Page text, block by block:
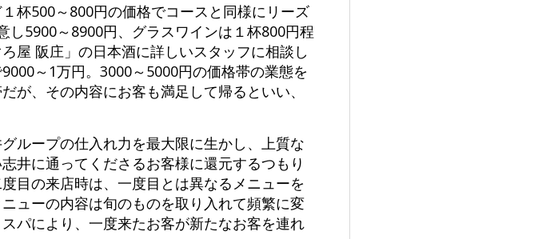
杯500～800円の価格でコースと同様にリーズ
5900～8900円、グラスワインは１杯800円程
屋 阪庄」の日本酒に詳しいスタッフに相談し
～1万円。3000～5000円の価格帯の業態を
が、その内容にお客も満足して帰るといい、
ループの仕入れ力を最大限に生かし、上質な
井に通ってくださるお客様に還元するつもり
目の来店時は、一度目とは異なるメニューを
ューの内容は旬のものを取り入れて頻繁に変
パにより、一度来たお客が新たなお客を連れ